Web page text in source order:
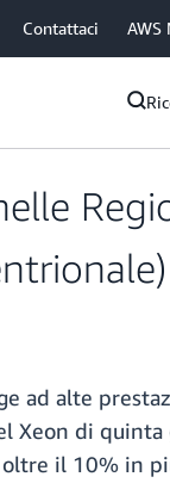
Contattaci AWS
ad alte
Xeon di
il 10% in